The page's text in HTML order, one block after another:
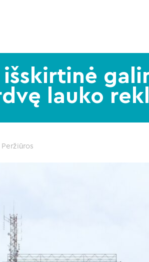
išskirtinė
lauko
Peržiūros